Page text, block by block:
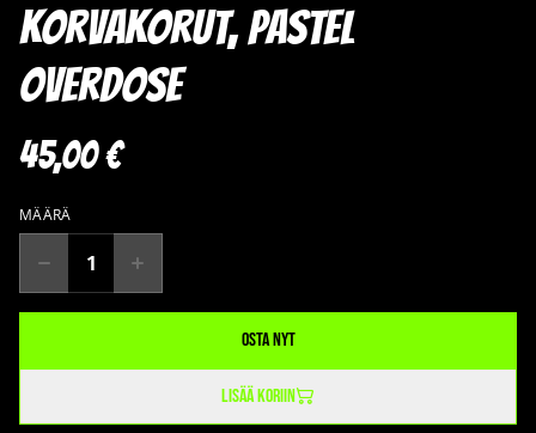
korvakorut, pastel
overdose
45,00 €
MÄÄRÄ
Osta nyt
Lisää koriin